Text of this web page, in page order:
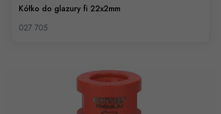
Kółko do glazury fi 22x2mm
027 705